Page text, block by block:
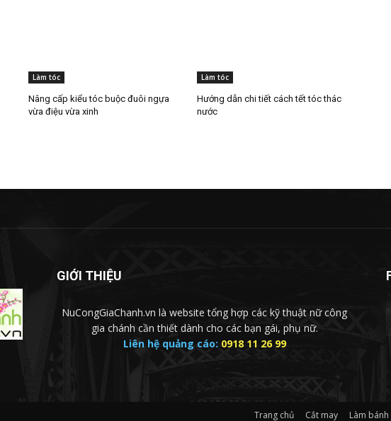
Làm tóc
Nâng cấp kiểu tóc buộc đuôi ngựa
vừa điệu vừa xinh
Làm tóc
Hướng dẫn chi tiết cách tết tóc thác
nước
GIỚI THIỆU
NuCongGiaChanh.vn là website tổng hợp các kỹ thuật nữ công
gia chánh cần thiết dành cho các bạn gái, phụ nữ.
Liên hệ quảng cáo: 0918 11 26 99
Trang chủ Cắt may Làm bánh